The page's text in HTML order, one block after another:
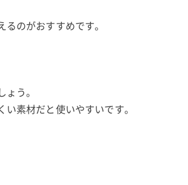
のがおすすめです。
う。
素材だと使いやすいです。